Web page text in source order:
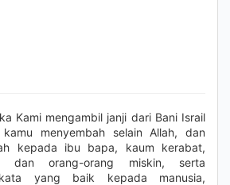
Kami mengambil janji dari Bani Israil
menyembah selain Allah, dan
kepada ibu bapa, kaum kerabat,
dan orang-orang miskin, serta
kata yang baik kepada manusia,